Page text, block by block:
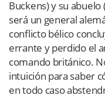
Buckens) y su
será un general
conflicto bélico
errante y perdido el
comando británico.
intuición para saber
en todo caso